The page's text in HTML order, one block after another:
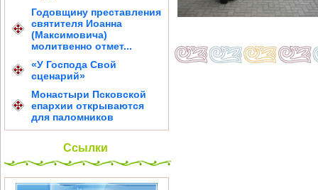
Годовщину преставления
святителя Иоанна
(Максимовича)
молитвенно отмет...
«У Господа Свой
сценарий»
Монастыри Псковской
епархии открываются
для паломников
Ссылки